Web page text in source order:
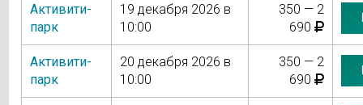
Активити-
парк
19 декабря 2026 в
10:00
350 — 2
690
Активити-
парк
20 декабря 2026 в
10:00
350 — 2
690